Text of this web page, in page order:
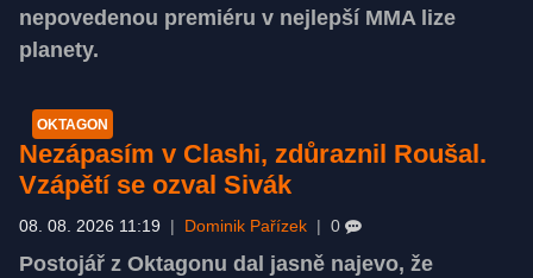
nepovedenou premiéru v nejlepší MMA lize
planety.
OKTAGON
Nezápasím v Clashi, zdůraznil Roušal.
Vzápětí se ozval Sivák
08. 08. 2026 11:19 Dominik Pařízek 0
Postojář z Oktagonu dal jasně najevo, že